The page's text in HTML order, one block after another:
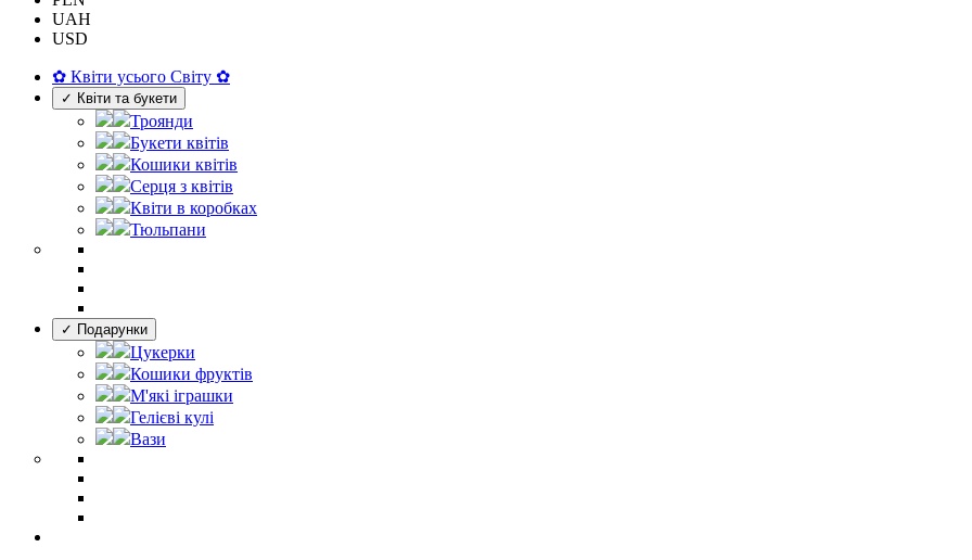
UAH
USD
✿ Квіти усього Світу ✿
✓ Квіти та букети
Троянди
Букети квітів
Кошики квітів
Серця з квітів
Квіти в коробках
Тюльпани
✓ Подарунки
Цукерки
Кошики фруктів
М'які іграшки
Гелієві кулі
Вази